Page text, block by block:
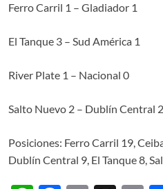
Ferro Carril 1 – Gladiador 1
El Tanque 3 – Sud América 1
River Plate 1 – Nacional 0
Salto Nuevo 2 – Dublín Central 2
Posiciones: Ferro Carril 19,
Dublín Central 9, El Tanque 8,